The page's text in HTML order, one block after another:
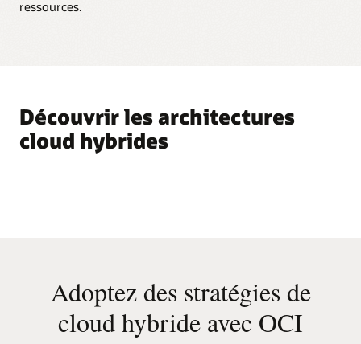
ressources.
Découvrir les architectures
cloud hybrides
Adoptez des stratégies de
cloud hybride avec OCI